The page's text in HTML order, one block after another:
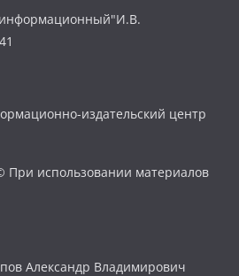
информационный"И.В.
издательский центр
использовании материалов
Александр Владимирович